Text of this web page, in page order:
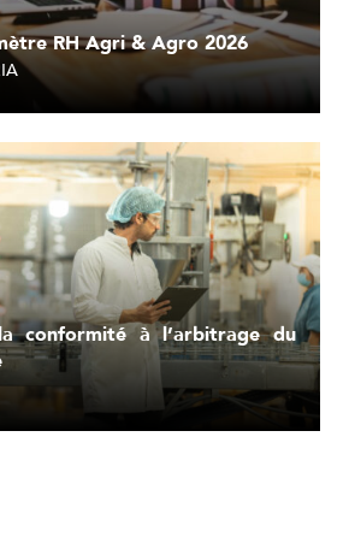
RH Agri & Agro 2026
conformité à l’arbitrage du